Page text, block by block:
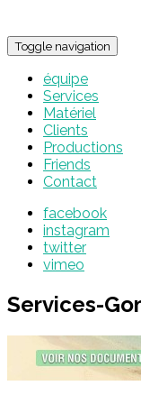
Toggle navigation
équipe
Services
Matériel
Clients
Productions
Friends
Contact
facebook
instagram
twitter
vimeo
Services-